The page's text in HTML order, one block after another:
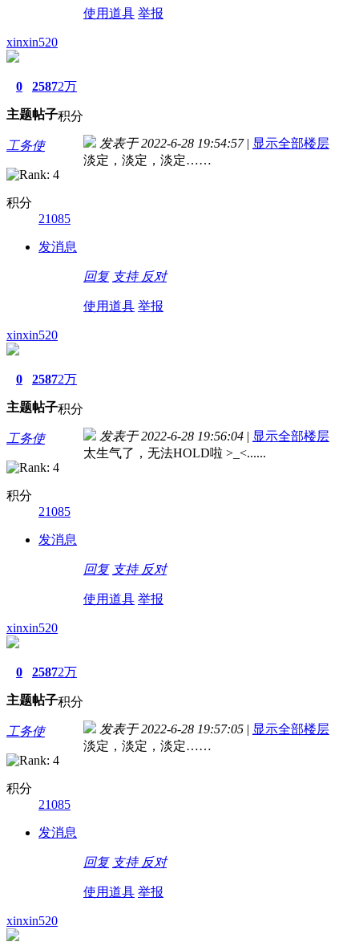
使用道具 举报
xinxin520
0
主题
2587
帖子
2万
积分
工务使
积分
21085
发消息
发表于 2022-6-28 19:54:57 | 显示全部楼层
淡定，淡定，淡定……
回复 支持 反对
使用道具 举报
xinxin520
0
主题
2587
帖子
2万
积分
工务使
积分
21085
发消息
发表于 2022-6-28 19:56:04 | 显示全部楼层
太生气了，无法HOLD啦 >_<......
回复 支持 反对
使用道具 举报
xinxin520
0
主题
2587
帖子
2万
积分
工务使
积分
21085
发消息
发表于 2022-6-28 19:57:05 | 显示全部楼层
淡定，淡定，淡定……
回复 支持 反对
使用道具 举报
xinxin520